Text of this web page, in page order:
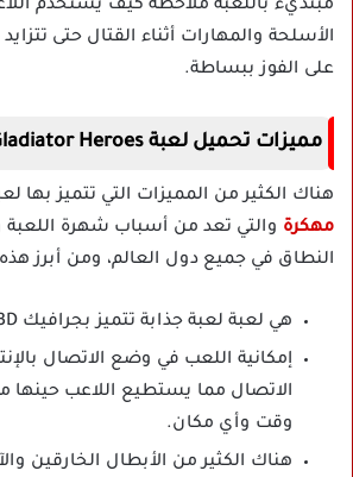
مبتديء باللعبة ملاحظة كيف يستخدم
الأسلحة والمهارات أثناء القتال حتى
على الفوز ببساطة.
مميزات تحميل لعبة Gladiator Heroes مهكرة
هناك الكثير من المميزات التي تتميز بها
مهكرة والتي تعد من أسباب شهرة اللعبة
النطاق في جميع دول العالم، ومن أبرز
هي لعبة لعبة جذابة تتميز بجرافيك 3D عالي عالية الجودة.
إمكانية اللعب في وضع الاتصال
الاتصال مما يستطيع اللاعب حينها
وقت وأي مكان.
هناك الكثير من الأبطال الخارقين